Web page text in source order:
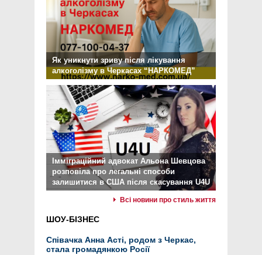
Як уникнути зриву після лікування
алкоголізму в Черкасах “НАРКОМЕД”
Імміграційний адвокат Альона Шевцова
розповіла про легальні способи
залишитися в США після скасування U4U
Всі новини про стиль життя
ШОУ-БІЗНЕС
Співачка Анна Асті, родом з Черкас,
стала громадянкою Росії